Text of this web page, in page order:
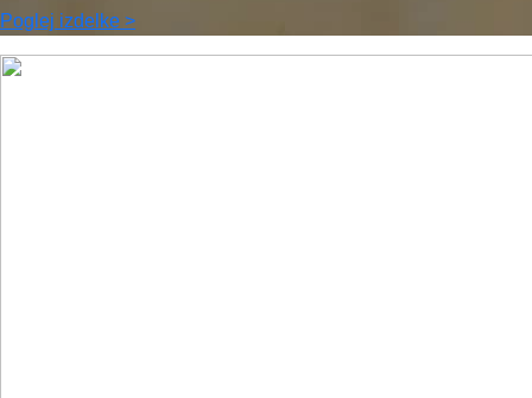
Poglej izdelke >